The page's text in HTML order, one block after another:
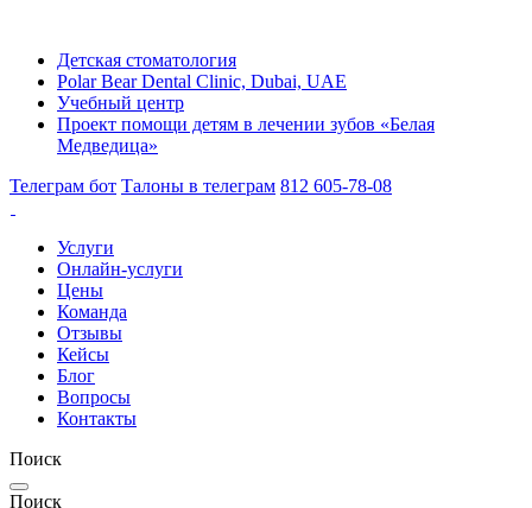
Детская стоматология
Polar Bear Dental Clinic, Dubai, UAE
Учебный центр
Проект помощи детям в лечении зубов «Белая
Медведица»
Телеграм бот Талоны в телеграм 812 605-78-08
Услуги
Онлайн-услуги
Цены
Команда
Отзывы
Кейсы
Блог
Вопросы
Контакты
Поиск
Поиск